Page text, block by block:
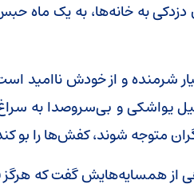
به خانه‌ها، به یک ماه
شرمنده و از خودش ناامید
یواشکی و بی‌سروصدا به
متوجه شوند، کفش‌ها را بو
از همسایه‌هایش گفت که